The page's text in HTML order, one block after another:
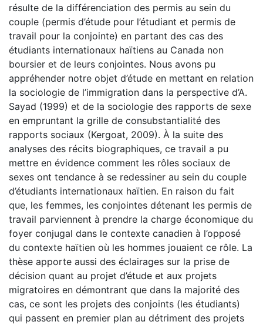
résulte de la différenciation des permis au sein du
couple (permis d’étude pour l’étudiant et permis de
travail pour la conjointe) en partant des cas des
étudiants internationaux haïtiens au Canada non
boursier et de leurs conjointes. Nous avons pu
appréhender notre objet d’étude en mettant en relation
la sociologie de l’immigration dans la perspective d’A.
Sayad (1999) et de la sociologie des rapports de sexe
en empruntant la grille de consubstantialité des
rapports sociaux (Kergoat, 2009). À la suite des
analyses des récits biographiques, ce travail a pu
mettre en évidence comment les rôles sociaux de
sexes ont tendance à se redessiner au sein du couple
d’étudiants internationaux haïtien. En raison du fait
que, les femmes, les conjointes détenant les permis de
travail parviennent à prendre la charge économique du
foyer conjugal dans le contexte canadien à l’opposé
du contexte haïtien où les hommes jouaient ce rôle. La
thèse apporte aussi des éclairages sur la prise de
décision quant au projet d’étude et aux projets
migratoires en démontrant que dans la majorité des
cas, ce sont les projets des conjoints (les étudiants)
qui passent en premier plan au détriment des projets